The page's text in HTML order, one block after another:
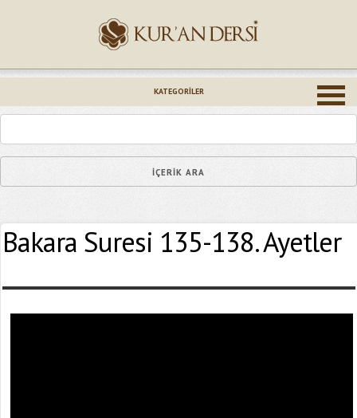
KATEGORILER
Bakara Suresi 135-138. Ayetler
Epostanız (*)
Yaşadığınız Hatanın Ayrıntıları